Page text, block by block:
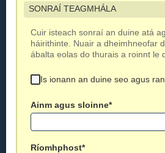
SONRAÍ TEAGMHÁLA
Cuir isteach sonraí an duine atá
háirithinte. Nuair a dheimhneofar
ábalta eolas do thurais a roinnt le
Is ionann an duine seo agus
Ainm agus sloinne*
Ríomhphost*